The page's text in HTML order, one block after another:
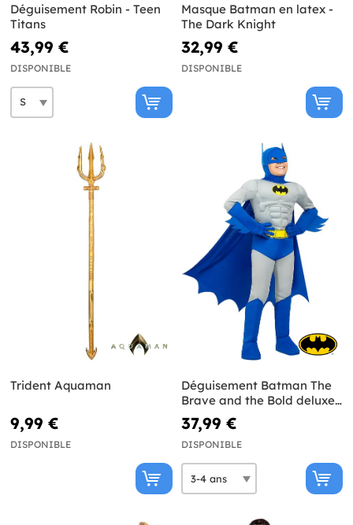
Déguisement Robin - Teen
Titans
43,99 €
DISPONIBLE
Masque Batman en latex -
The Dark Knight
32,99 €
DISPONIBLE
Trident Aquaman
9,99 €
DISPONIBLE
Déguisement Batman The
Brave and the Bold deluxe
pour enfant
37,99 €
DISPONIBLE